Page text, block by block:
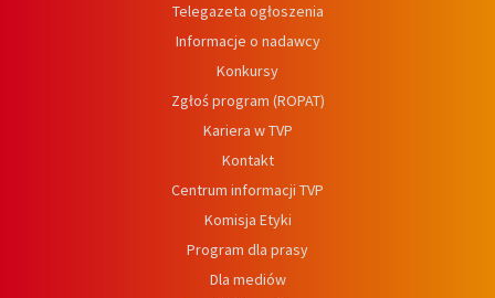
Telegazeta ogłoszenia
Informacje o nadawcy
Konkursy
Zgłoś program (ROPAT)
Kariera w TVP
Kontakt
Centrum informacji TVP
Komisja Etyki
Program dla prasy
Dla mediów